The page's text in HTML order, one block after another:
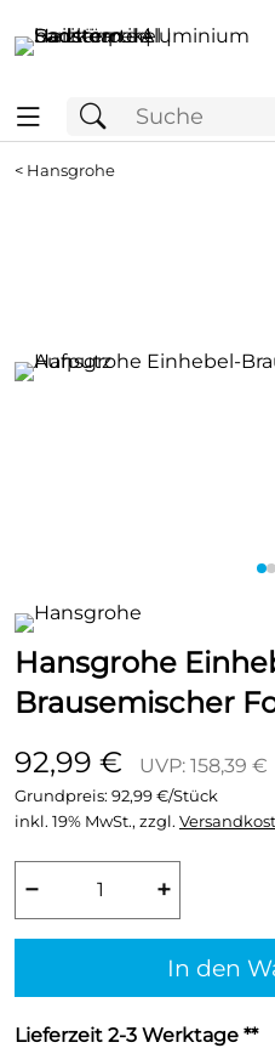
< Hansgrohe
Hansgrohe
Brausemischer
92,99 €
UVP: 158,39 €
Grundpreis: 92,99 €/Stück
inkl. 19% MwSt., zzgl.
− +
In den
Lieferzeit 2-3 Werktage **